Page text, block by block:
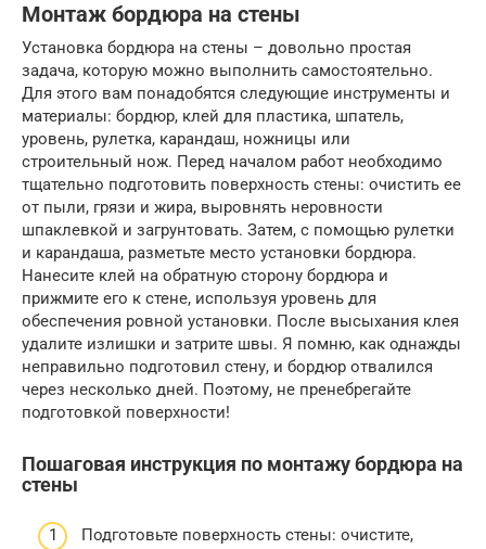
Монтаж бордюра на стены
Установка бордюра на стены – довольно простая
задача, которую можно выполнить самостоятельно.
Для этого вам понадобятся следующие инструменты и
материалы: бордюр, клей для пластика, шпатель,
уровень, рулетка, карандаш, ножницы или
строительный нож. Перед началом работ необходимо
тщательно подготовить поверхность стены: очистить ее
от пыли, грязи и жира, выровнять неровности
шпаклевкой и загрунтовать. Затем, с помощью рулетки
и карандаша, разметьте место установки бордюра.
Нанесите клей на обратную сторону бордюра и
прижмите его к стене, используя уровень для
обеспечения ровной установки. После высыхания клея
удалите излишки и затрите швы. Я помню, как однажды
неправильно подготовил стену, и бордюр отвалился
через несколько дней. Поэтому, не пренебрегайте
подготовкой поверхности!
Пошаговая инструкция по монтажу бордюра на
стены
Подготовьте поверхность стены: очистите,